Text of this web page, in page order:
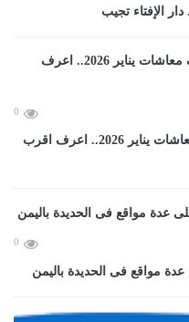
الإفتاء تجيب
0
التأمينات الاجتماعية تحدد موعد صرف معاشات يناير 2026.. اعرف اقرب
0